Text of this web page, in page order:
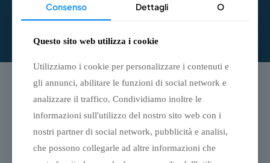
prodotto
ha
più
Le
possono
essere
scelte
nella
pagina
prodotto
Consenso Dettagli O
Questo sito web utilizza i cookie
Utilizziamo i cookie per personalizzare i contenuti e
gli annunci, abilitare le funzioni di social network e
analizzare il traffico. Condividiamo inoltre le
informazioni sull'utilizzo del nostro sito web con i
nostri partner di social network, pubblicità e analisi,
che possono collegarle ad altre informazioni che